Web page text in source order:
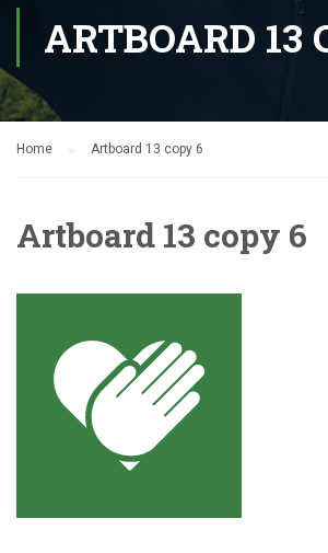
ARTBOARD 13
Home Artboard 13 copy 6
Artboard 13 copy 6